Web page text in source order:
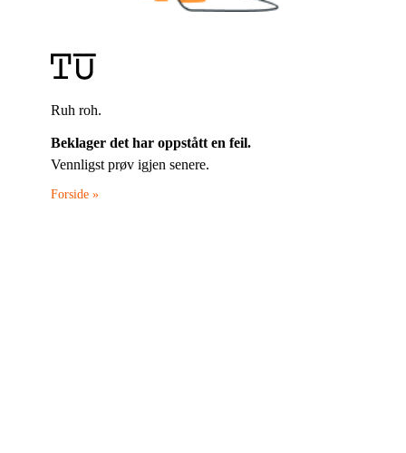
Ruh roh.
Beklager det har oppstått en feil.
Vennligst prøv igjen senere.
Forside »